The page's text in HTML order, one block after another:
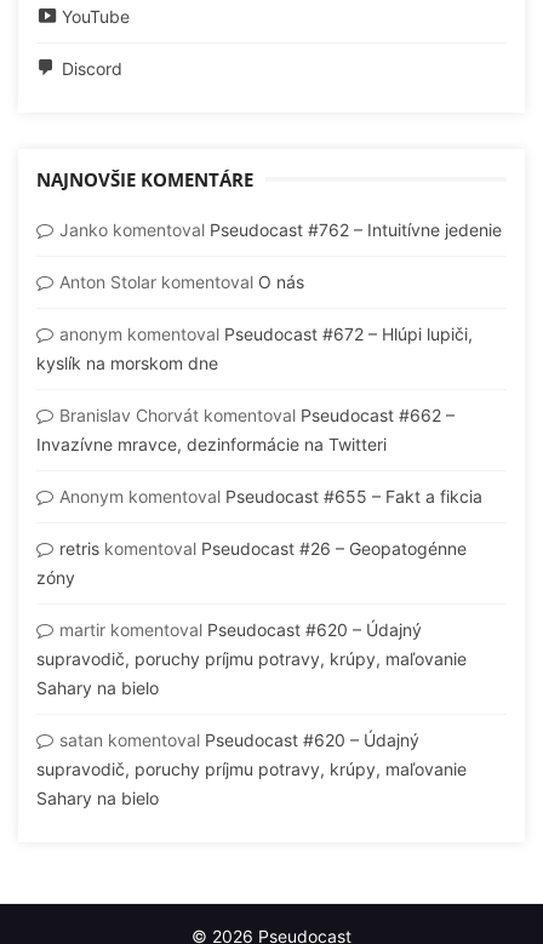
YouTube
Discord
NAJNOVŠIE KOMENTÁRE
Janko komentoval Pseudocast #762 – Intuitívne jedenie
Anton Stolar komentoval O nás
anonym komentoval Pseudocast #672 – Hlúpi lupiči,
kyslík na morskom dne
Branislav Chorvát komentoval Pseudocast #662 –
Invazívne mravce, dezinformácie na Twitteri
Anonym komentoval Pseudocast #655 – Fakt a fikcia
retris komentoval Pseudocast #26 – Geopatogénne
zóny
martir komentoval Pseudocast #620 – Údajný
supravodič, poruchy príjmu potravy, krúpy, maľovanie
Sahary na bielo
satan komentoval Pseudocast #620 – Údajný
supravodič, poruchy príjmu potravy, krúpy, maľovanie
Sahary na bielo
© 2026 Pseudocast